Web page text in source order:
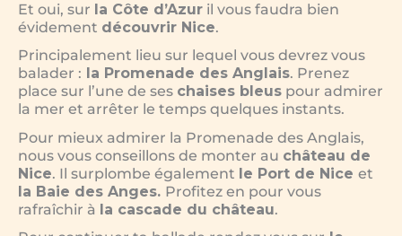
Et oui, sur la Côte d’Azur il vous faudra bien
évidement découvrir Nice.
Principalement lieu sur lequel vous devrez vous
balader : la Promenade des Anglais. Prenez
place sur l’une de ses chaises bleus pour admirer
la mer et arrêter le temps quelques instants.
Pour mieux admirer la Promenade des Anglais,
nous vous conseillons de monter au château de
Nice. Il surplombe également le Port de Nice et
la Baie des Anges. Profitez en pour vous
rafraîchir à la cascade du château.